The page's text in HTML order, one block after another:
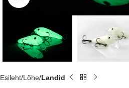
Esileht Lõhe Landid